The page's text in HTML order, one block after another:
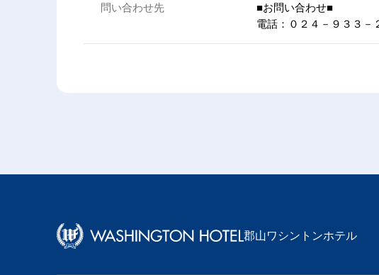
問い合わせ先
■お問い合わせ■
電話：０２４－９３３
郡山ワシントンホテル